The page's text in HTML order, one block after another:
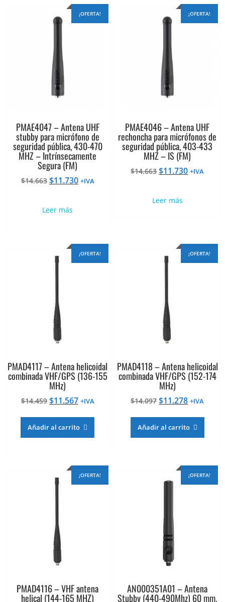
¡OFERTA!
PMAE4047 – Antena UHF
stubby para micrófono de
seguridad pública, 430-470
MHZ – Intrínsecamente
Segura (FM)
$14.663 El
era:
$11.730El+IVA
Leer más
¡OFERTA!
PMAE4046 – Antena UHF
rechoncha para micrófonos de
seguridad pública, 403-433
MHZ – IS (FM)
$14.663El
era:
$11.730El+IVA
Leer más
¡OFERTA!
PMAD4117 – Antena helicoidal
combinada VHF/GPS (136-155
MHz)
$14.459 El
original
era:
$11.567El
actual
es:
+IVA
Añadir al carrito
¡OFERTA!
PMAD4118 – Antena helicoidal
combinada VHF/GPS (152-174
MHz)
$14.097El
original
era:
$11.278El
actual
es:
+IVA
Añadir al carrito
¡OFERTA!
PMAD4116 – VHF antena
helical (144-165 MHZ)
¡OFERTA!
AN000351A01 – Antena
Stubby (440-490Mhz) 60 mm.